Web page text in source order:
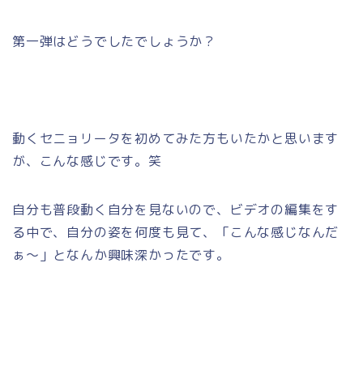
第一弾はどうでしたでしょうか？
動くセニョリータを初めてみた方もいたかと思います
が、こんな感じです。笑
自分も普段動く自分を見ないので、ビデオの編集をす
る中で、自分の姿を何度も見て、「こんな感じなんだ
ぁ～」となんか興味深かったです。